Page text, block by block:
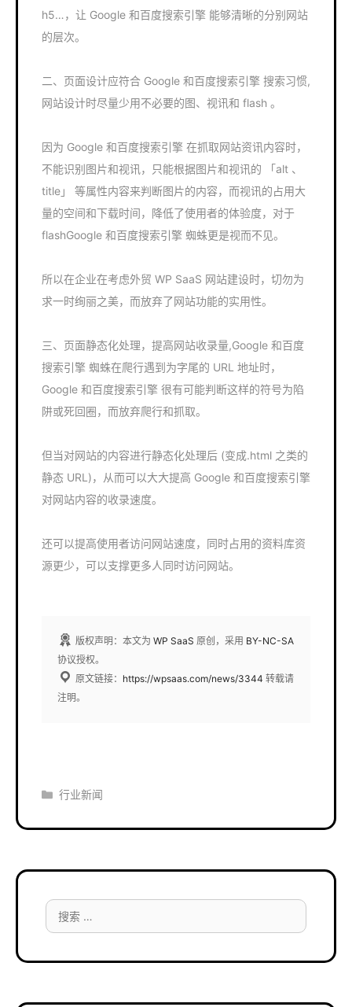
h5…，让 Google 和百度搜索引擎 能够清晰的分别网站
的层次。
二、页面设计应符合 Google 和百度搜索引擎 搜索习惯,
网站设计时尽量少用不必要的图、视讯和 flash 。
因为 Google 和百度搜索引擎 在抓取网站资讯内容时，
不能识别图片和视讯，只能根据图片和视讯的 「alt 、
title」 等属性内容来判断图片的内容，而视讯的占用大
量的空间和下载时间，降低了使用者的体验度，对于
flashGoogle 和百度搜索引擎 蜘蛛更是视而不见。
所以在企业在考虑外贸 WP SaaS 网站建设时，切勿为
求一时绚丽之美，而放弃了网站功能的实用性。
三、页面静态化处理，提高网站收录量,Google 和百度
搜索引擎 蜘蛛在爬行遇到为字尾的 URL 地址时，
Google 和百度搜索引擎 很有可能判断这样的符号为陷
阱或死回圈，而放弃爬行和抓取。
但当对网站的内容进行静态化处理后 (变成.html 之类的
静态 URL)，从而可以大大提高 Google 和百度搜索引擎
对网站内容的收录速度。
还可以提高使用者访问网站速度，同时占用的资料库资
源更少，可以支撑更多人同时访问网站。
版权声明：本文为 WP SaaS 原创，采用 BY-NC-SA
协议授权。
原文链接： https://wpsaas.com/news/3344 转载请
注明。
分
行业新闻
搜
索：